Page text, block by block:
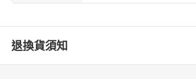
退換貨須知